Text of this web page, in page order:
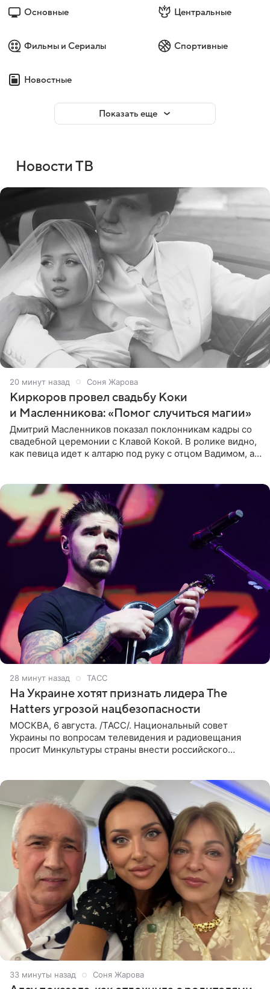
Основные Центральные
Фильмы и Сериалы Спортивные
Новостные
Показать еще
Новости ТВ
21 минуту назад Соня Жарова
Киркоров провел свадьбу Коки
и Масленникова: «Помог случиться магии»
Дмитрий Масленников показал поклонникам кадры со
свадебной церемонии с Клавой Кокой. В ролике видно,
как певица идет к алтарю под руку с отцом Вадимом, а у
29 минут назад ТАСС
На Украине хотят признать лидера The
Hatters угрозой нацбезопасности
МОСКВА, 6 августа. /ТАСС/. Национальный совет
Украины по вопросам телевидения и радиовещания
просит Минкультуры страны внести российского
34 минуты назад Соня Жарова